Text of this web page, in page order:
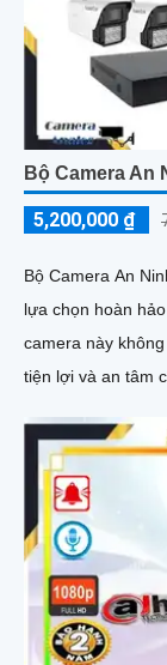
Bộ Camera An
5,200,000 ₫
Bộ Camera An
lựa chọn hoàn hảo
camera này
tiện lợi và an tâm